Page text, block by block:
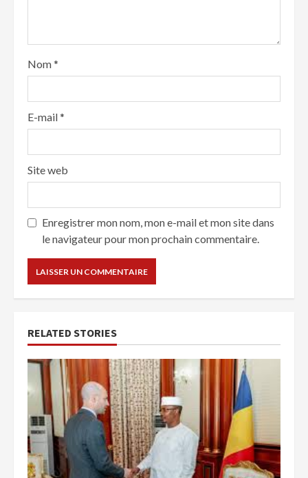
Nom*
E-mail*
Site web
Enregistrer mon nom, mon e-mail et mon site dans
le navigateur pour mon prochain commentaire.
RELATED STORIES